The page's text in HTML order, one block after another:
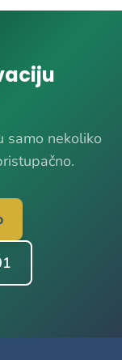
samo nekoliko